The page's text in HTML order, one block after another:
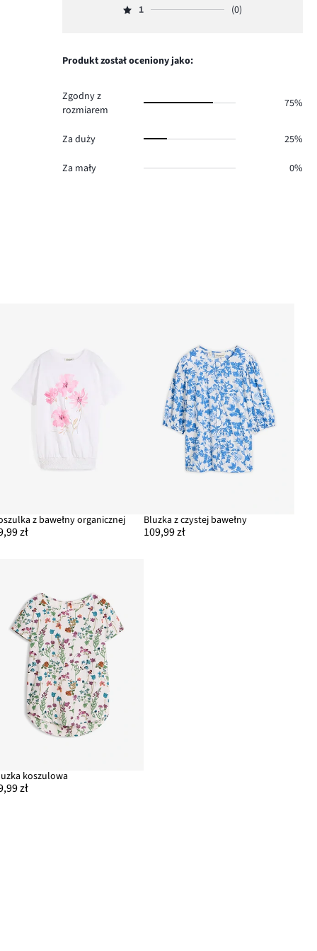
głosów
ilość
2,
0.
Ocena
głosów
1 (0)
Produkt został oceniony jako:
Zgodny z
rozmiarem
75%
Za duży 25%
Za mały 0%
z bawełny organicznej
zł
Bluzka z czystej bawełny
109,99 zł
koszulowa
zł